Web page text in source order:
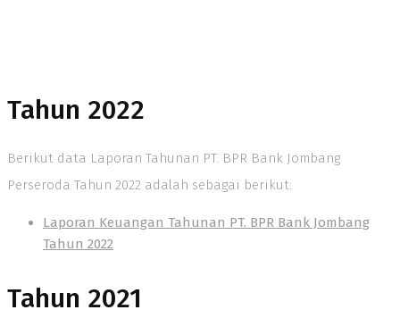
Tahun 2022
Berikut data Laporan Tahunan PT. BPR Bank Jombang
Perseroda Tahun 2022 adalah sebagai berikut:
Laporan Keuangan Tahunan PT. BPR Bank Jombang
Tahun 2022
Tahun 2021